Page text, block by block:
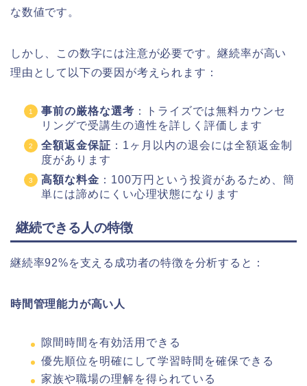
な数値です。
しかし、この数字には注意が必要です。継続率が高い
理由として以下の要因が考えられます：
事前の厳格な選考 ：トライズでは無料カウンセ
リングで受講生の適性を詳しく評価します
全額返金保証 ：1ヶ月以内の退会には全額返金制
度があります
高額な料金 ：100万円という投資があるため、簡
単には諦めにくい心理状態になります
継続できる人の特徴
継続率92%を支える成功者の特徴を分析すると：
時間管理能力が高い人
隙間時間を有効活用できる
優先順位を明確にして学習時間を確保できる
家族や職場の理解を得られている